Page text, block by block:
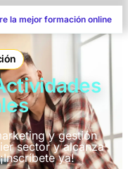
la mejor formación online
y gestión
sector y alcanza
ya!